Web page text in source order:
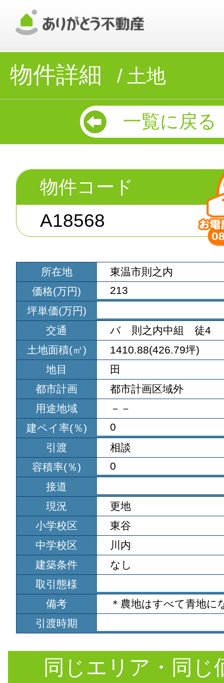
物件詳細 土地
一覧に戻る
物件コード
A18568
所在地
東温市則之内
価格(万円)
213
坪単価(万円)
交通
バ 則之内中組 徒4
土地面積(㎡)
1410.88(426.79坪)
地目
田
都市計画
都市計画区域外
用途地域
－－
建ペイ率(％)
0
引渡
相談
容積率(％)
0
接道
現況
更地
小学校区
東谷
中学校区
川内
建築条件
なし
取引態様
備考
＊農地はすべて青地に
引渡時期
同じエリア・同じ